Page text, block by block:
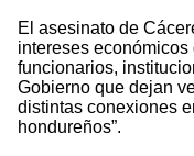
El asesinato de
intereses
funcionarios,
Gobierno que dejan
distintas conexiones
hondureños”.